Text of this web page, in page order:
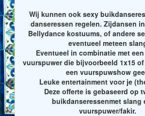
Wij kunnen ook sexy
danseressen regelen. Zijdansen
Bellydance kostuums, of andere
eventueel meteen
Eventueel in combinatie met
vuurspuwer die bijvoorbeeld 1x15
een vuurspuwshow
Leuke entertainment voor je
Deze offerte is gebaseerd op
buikdanseressenmet slang
vuurspuwer/fakir.